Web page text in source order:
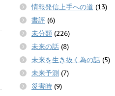
情報発信上手への道 (13)
書評 (6)
未分類 (226)
未来の話 (8)
未来を生き抜く為の話 (5)
未来予測 (7)
災害時 (9)